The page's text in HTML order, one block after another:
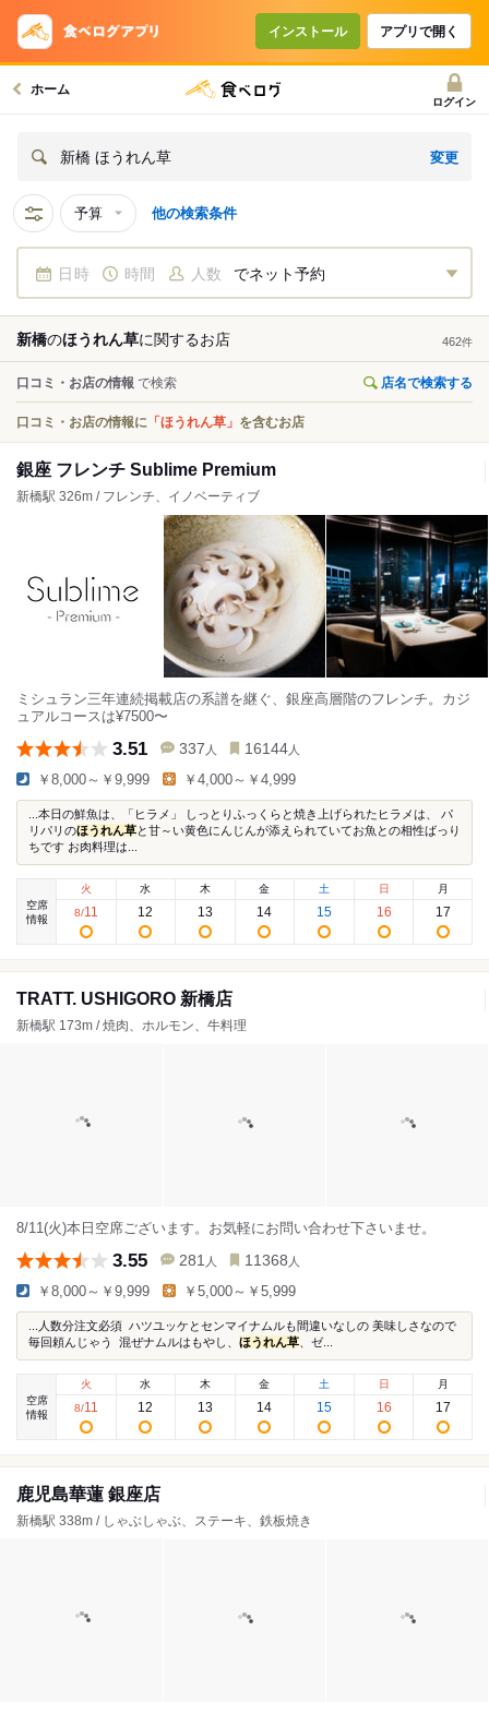
インストール アプリで開く
ホーム
ログイン
新橋 ほうれん草 変更
予算 他の検索条件
日時 時間 人数 でネット予約
新橋のほうれん草に関するお店 462件
口コミ・お店の情報 で検索 店名で検索する
口コミ・お店の情報に 「ほうれん草」 を含むお店
銀座 フレンチ Sublime Premium
新橋駅 326m / フレンチ、イノベーティブ
ミシュラン三年連続掲載店の系譜を継ぐ、銀座高層階のフレンチ。カジ
ュアルコースは¥7500〜
3.51 337 人 16144 人
￥8,000～￥9,999 ￥4,000～￥4,999
...本日の鮮魚は、「ヒラメ」 しっとりふっくらと焼き上げられたヒラメは、 パ
リパリのほうれん草と甘～い黄色にんじんが添えられていてお魚との相性ばっり
ちです お肉料理は...
空席
情報
火
8/11
水
12
木
13
金
14
土
15
日
16
月
17
TRATT. USHIGORO 新橋店
新橋駅 173m / 焼肉、ホルモン、牛料理
8/11(火)本日空席ございます。お気軽にお問い合わせ下さいませ。
3.55 281 人 11368 人
￥8,000～￥9,999 ￥5,000～￥5,999
...人数分注文必須⁡ ⁡ ハツユッケとセンマイナムルも間違いなしの⁡ 美味しさなので
毎回頼んじゃう⁡ ⁡ 混ぜナムルはもやし、 ほうれん草 、ゼ...
空席
情報
火
8/11
水
12
木
13
金
14
土
15
日
16
月
17
鹿児島華蓮 銀座店
新橋駅 338m / しゃぶしゃぶ、ステーキ、鉄板焼き